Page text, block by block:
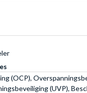
(OCP),
(UVP),